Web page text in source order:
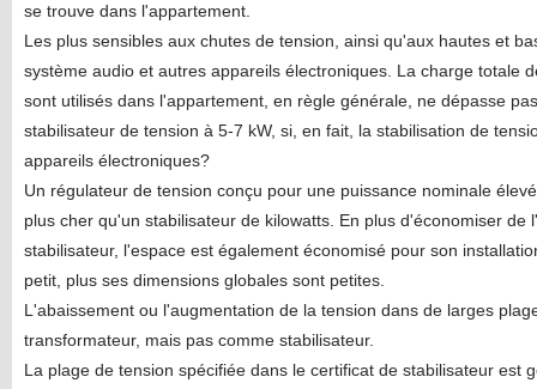
se trouve dans l'appartement.
Les plus sensibles aux chutes de tension, ainsi qu'aux hautes et
système audio et autres appareils électroniques. La charge totale
sont utilisés dans l'appartement, en règle générale, ne dépasse
stabilisateur de tension à 5-7 kW, si, en fait, la stabilisation de
appareils électroniques?
Un régulateur de tension conçu pour une puissance nominale
plus cher qu'un stabilisateur de kilowatts. En plus d'économiser de
stabilisateur, l'espace est également économisé pour son
petit, plus ses dimensions globales sont petites.
L'abaissement ou l'augmentation de la tension dans de larges
transformateur, mais pas comme stabilisateur.
La plage de tension spécifiée dans le certificat de stabilisateur est